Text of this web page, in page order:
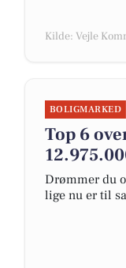
Kilde: Vejle
BOLIGMARKED
Top 6
Drømmer du
lige nu er til